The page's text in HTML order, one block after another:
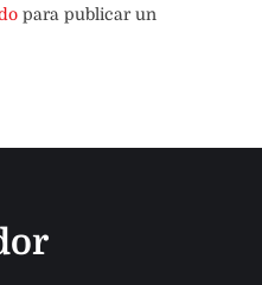
para publicar un